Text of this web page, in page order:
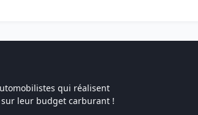
qui réalisent
leur budget carburant !